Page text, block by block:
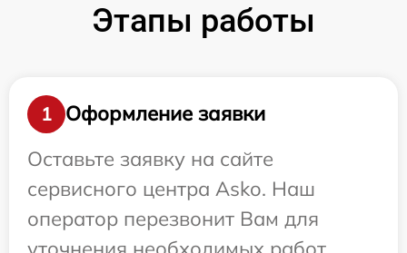
Этапы работы
1
Оформление заявки
Оставьте заявку на сайте
сервисного центра Asko. Наш
оператор перезвонит Вам для